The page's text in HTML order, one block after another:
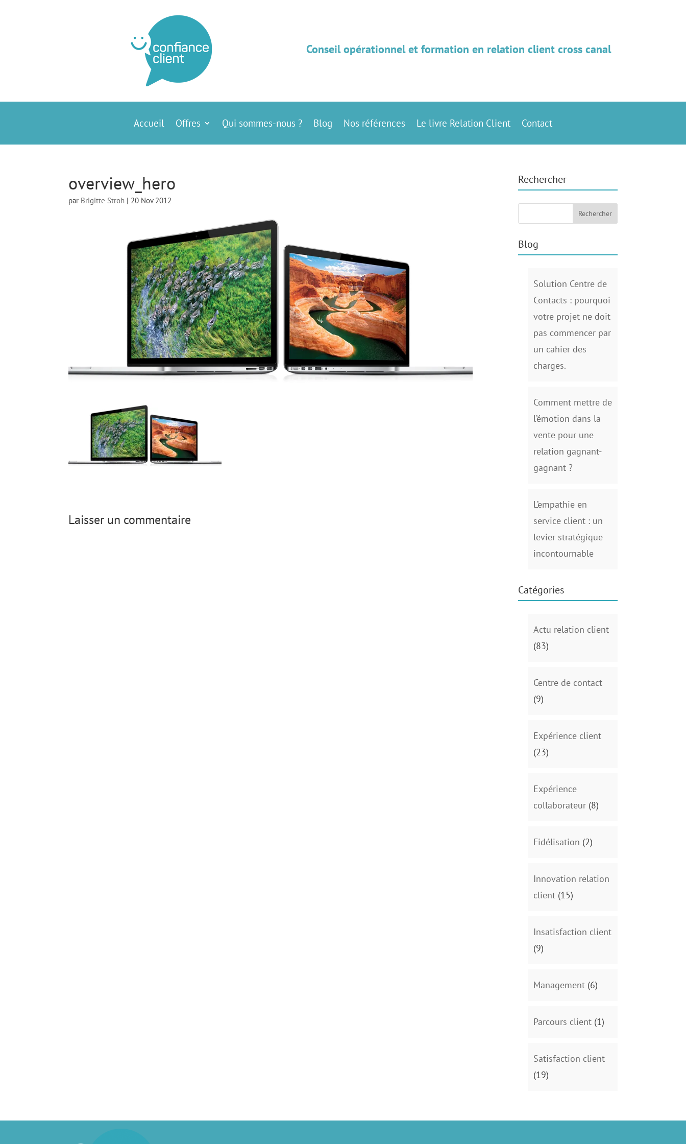
Conseil opérationnel et formation en relation client cross canal
Accueil Offres Qui sommes-nous ? Blog Nos références Le livre Relation Client Contact
overview_hero
par Brigitte Stroh | 20 Nov 2012
Laisser un commentaire
Rechercher
Blog
Solution Centre de
Contacts : pourquoi
votre projet ne doit
pas commencer par
un cahier des
charges.
Comment mettre de
l’émotion dans la
vente pour une
relation gagnant-
gagnant ?
L’empathie en
service client : un
levier stratégique
incontournable
Catégories
Actu relation client
(83)
Centre de contact
(9)
Expérience client
(23)
Expérience
collaborateur (8)
Fidélisation (2)
Innovation relation
client (15)
Insatisfaction client
(9)
Management (6)
Parcours client (1)
Satisfaction client
(19)